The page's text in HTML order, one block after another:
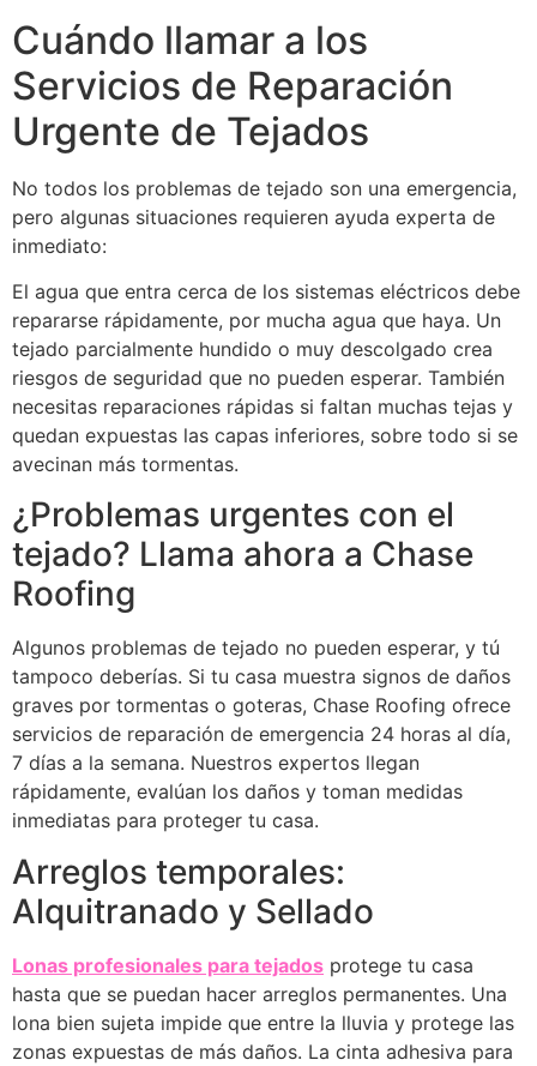
Cuándo llamar a los
Servicios de Reparación
Urgente de Tejados
No todos los problemas de tejado son una emergencia,
pero algunas situaciones requieren ayuda experta de
inmediato:
El agua que entra cerca de los sistemas eléctricos debe
repararse rápidamente, por mucha agua que haya. Un
tejado parcialmente hundido o muy descolgado crea
riesgos de seguridad que no pueden esperar. También
necesitas reparaciones rápidas si faltan muchas tejas y
quedan expuestas las capas inferiores, sobre todo si se
avecinan más tormentas.
¿Problemas urgentes con el
tejado? Llama ahora a Chase
Roofing
Algunos problemas de tejado no pueden esperar, y tú
tampoco deberías. Si tu casa muestra signos de daños
graves por tormentas o goteras, Chase Roofing ofrece
servicios de reparación de emergencia 24 horas al día,
7 días a la semana. Nuestros expertos llegan
rápidamente, evalúan los daños y toman medidas
inmediatas para proteger tu casa.
Arreglos temporales:
Alquitranado y Sellado
Lonas profesionales para tejados protege tu casa
hasta que se puedan hacer arreglos permanentes. Una
lona bien sujeta impide que entre la lluvia y protege las
zonas expuestas de más daños. La cinta adhesiva para